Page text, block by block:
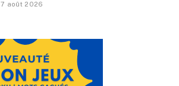
7 août 2026